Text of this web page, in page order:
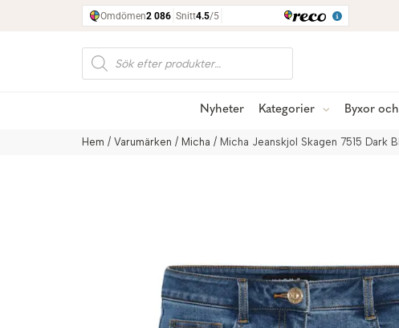
Produktsökning
Nyheter Kategorier Byxor
Hem / Varumärken / Micha / Micha Jeanskjol Skagen 7515 Dark